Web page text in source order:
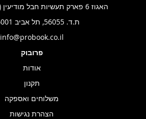
האגוז 6 פארק תעשיות חבל מודיעין (בתאום מראש)
ת.ד. 56055, תל אביב 6156001
info@probook.co.il
פרובוק
אודות
תקנון
משלוחים ואספקה
הצהרת נגישות